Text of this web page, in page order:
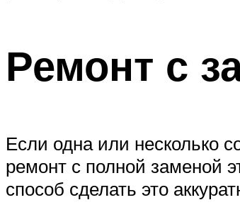
Ремонт с
Если одна или несколько
ремонт с полной заменой
способ сделать это